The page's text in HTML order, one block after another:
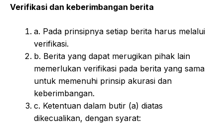
Verifikasi dan keberimbangan berita
a. Pada prinsipnya setiap berita harus melalui
verifikasi.
b. Berita yang dapat merugikan pihak lain
memerlukan verifikasi pada berita yang sama
untuk memenuhi prinsip akurasi dan
keberimbangan.
c. Ketentuan dalam butir (a) diatas
dikecualikan, dengan syarat: